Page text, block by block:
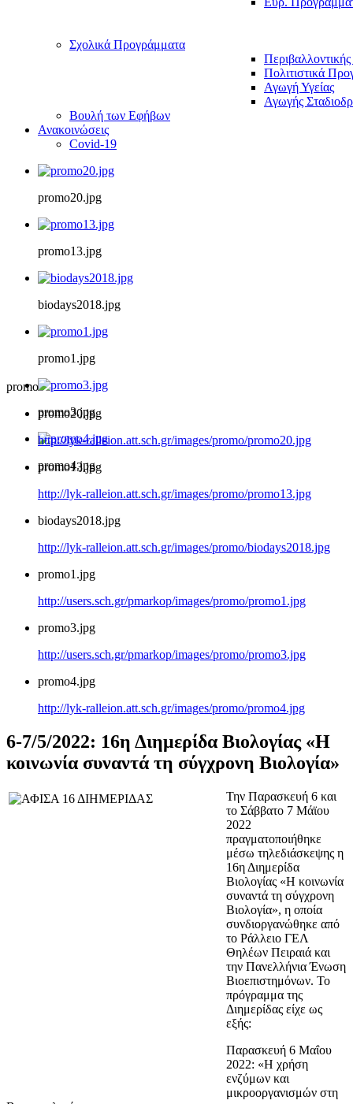
Σχολικά Προγράμματα
Πολιτιστικά
Αγωγή Υγείας
Αγωγής
Βουλή των Εφήβων
Ανακοινώσεις
Covid-19
promo20.jpg
promo13.jpg
biodays2018.jpg
promo1.jpg
promo3.jpg
promo4.jpg
promo
promo20.jpg
http://lyk-ralleion.att.sch.gr/images/promo/promo20.jpg
promo13.jpg
http://lyk-ralleion.att.sch.gr/images/promo/promo13.jpg
biodays2018.jpg
http://lyk-ralleion.att.sch.gr/images/promo/biodays2018.jpg
promo1.jpg
http://users.sch.gr/pmarkop/images/promo/promo1.jpg
promo3.jpg
http://users.sch.gr/pmarkop/images/promo/promo3.jpg
promo4.jpg
http://lyk-ralleion.att.sch.gr/images/promo/promo4.jpg
6-7/5/2022: 16η Διημερίδα Βιολογίας «Η
κοινωνία συναντά τη σύγχρονη Βιολογία»
Την Παρασκευή 6 και
το Σάββατο 7 Μάϊου
2022
πραγματοποιήθηκε
μέσω τηλεδιάσκεψης η
16η Διημερίδα
Βιολογίας «Η κοινωνία
συναντά τη σύγχρονη
Βιολογία», η οποία
συνδιοργανώθηκε από
το Ράλλειο ΓΕΛ
Θηλέων Πειραιά και
την Πανελλήνια Ένωση
Βιοεπιστημόνων. Το
πρόγραμμα της
Διημερίδας είχε ως
εξής:
Παρασκευή 6 Μαΐου
2022: «Η χρήση
ενζύμων και
μικροοργανισμών στη